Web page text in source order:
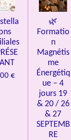
€
🌿
Formatio
n
Magnétis
me
Énergétiq
ue – 4
jours 19
& 20 / 26
& 27
SEPTEMB
RE